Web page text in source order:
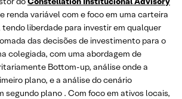
renda variável com e foco em uma carteira
liberdade para investir em qualquer
das decisões de investimento para o
colegiada, com uma abordagem de
Bottom-up, análise onde a
plano, e a análise do cenário
segundo plano . Com foco em ativos locais,